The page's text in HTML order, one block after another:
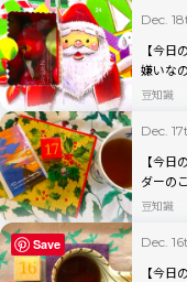
Dec.
【今
嫌いな
豆知識
Dec.
【今
ダーの
豆知識
Dec.
【今
Save